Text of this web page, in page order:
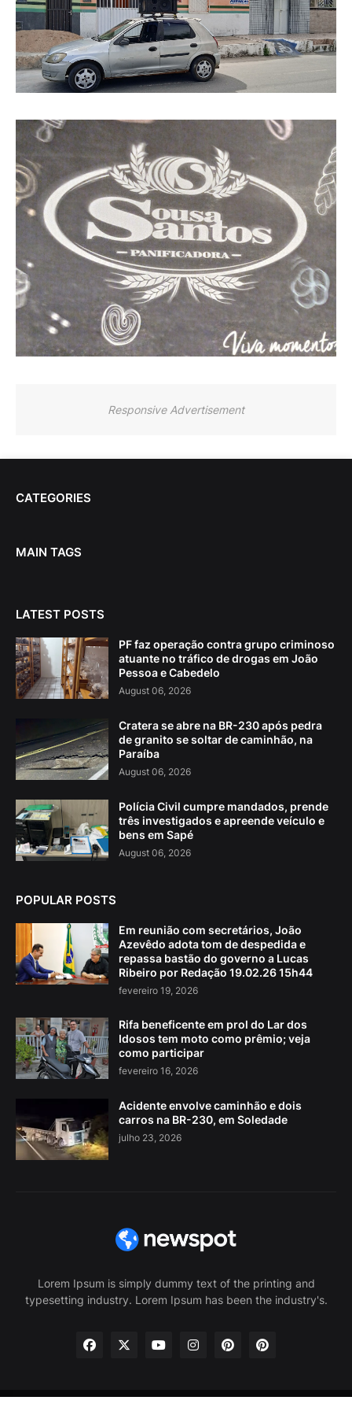
Responsive Advertisement
CATEGORIES
MAIN TAGS
LATEST POSTS
PF faz operação contra grupo criminoso
atuante no tráfico de drogas em João
Pessoa e Cabedelo
August 06, 2026
Cratera se abre na BR-230 após pedra
de granito se soltar de caminhão, na
Paraíba
August 06, 2026
Polícia Civil cumpre mandados, prende
três investigados e apreende veículo e
bens em Sapé
August 06, 2026
POPULAR POSTS
Em reunião com secretários, João
Azevêdo adota tom de despedida e
repassa bastão do governo a Lucas
Ribeiro por Redação 19.02.26 15h44
fevereiro 19, 2026
Rifa beneficente em prol do Lar dos
Idosos tem moto como prêmio; veja
como participar
fevereiro 16, 2026
Acidente envolve caminhão e dois
carros na BR-230, em Soledade
julho 23, 2026
Lorem Ipsum is simply dummy text of the printing and
typesetting industry. Lorem Ipsum has been the industry's.